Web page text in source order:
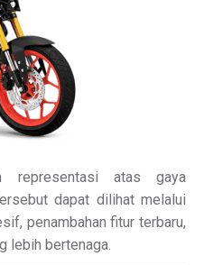
representasi atas gaya
dapat dilihat melalui
penambahan fitur terbaru,
lebih bertenaga.